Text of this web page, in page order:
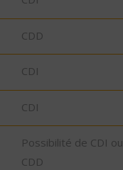
CDD
CDI
CDI
Possibilité de CDI ou
CDD